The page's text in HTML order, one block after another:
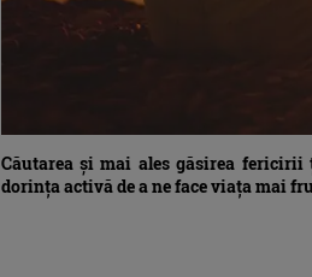
Căutarea și mai ales găsirea fericirii
dorința activă de a ne face viața mai